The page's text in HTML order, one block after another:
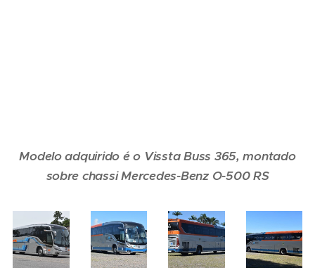
Modelo adquirido é o Vissta Buss 365, montado
sobre chassi Mercedes-Benz O-500 RS